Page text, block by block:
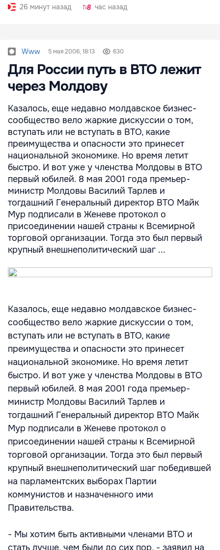
26 минут назад
час назад
Www 5 мая 2006, 18:13 630
Для России путь в ВТО лежит
через Молдову
Казалось, еще недавно молдавское бизнес-
сообщество вело жаркие дискуссии о том,
вступать или не вступать в ВТО, какие
преимущества и опасности это принесет
национальной экономике. Но время летит
быстро. И вот уже у членства Молдовы в ВТО
первый юбилей. 8 мая 2001 года премьер-
министр Молдовы Василий Тарлев и
тогдашний Генеральный директор ВТО Майк
Мур подписали в Женеве протокол о
присоединении нашей страны к Всемирной
торговой организации. Тогда это был первый
крупный внешнеполитический шаг ...
Казалось, еще недавно молдавское бизнес-
сообщество вело жаркие дискуссии о том,
вступать или не вступать в ВТО, какие
преимущества и опасности это принесет
национальной экономике. Но время летит
быстро. И вот уже у членства Молдовы в ВТО
первый юбилей. 8 мая 2001 года премьер-
министр Молдовы Василий Тарлев и
тогдашний Генеральный директор ВТО Майк
Мур подписали в Женеве протокол о
присоединении нашей страны к Всемирной
торговой организации. Тогда это был первый
крупный внешнеполитический шаг победившей
на парламентских выборах Партии
коммунистов и назначенного ими
Правительства.
- Мы хотим быть активными членами ВТО и
стать лучше, чем были до сих пор, - заявил на